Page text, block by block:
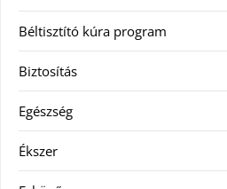
Béltisztító kúra program
Biztosítás
Egészség
Ékszer